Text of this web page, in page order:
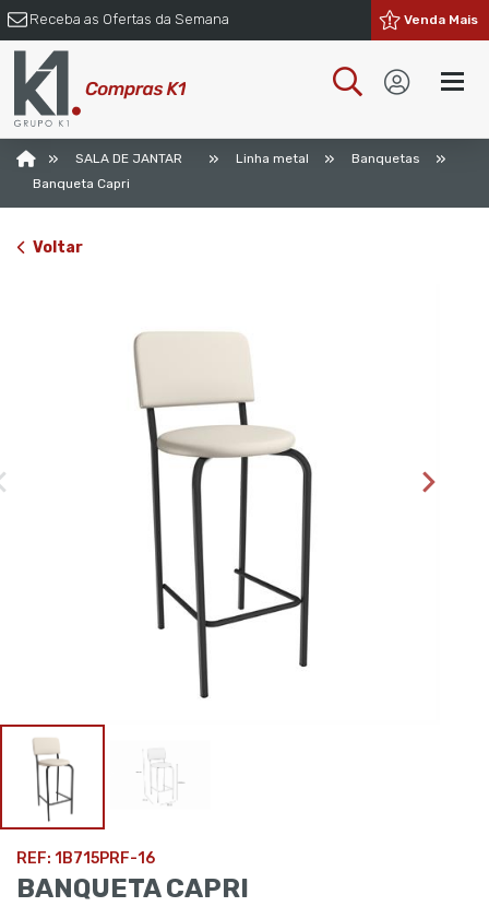
Receba as Ofertas da Semana Venda Mais
» SALA DE JANTAR » Linha metal » Banquetas »
Banqueta Capri
Voltar
REF: 1B715PRF-16
BANQUETA CAPRI